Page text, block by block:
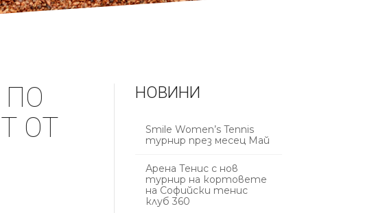
ПО
ОТ
НОВИНИ
Smile Women’s Tennis
турнир през месец Май
Арена Тенис с нов
турнир на кортовете
на Софийски тенис
клуб 360